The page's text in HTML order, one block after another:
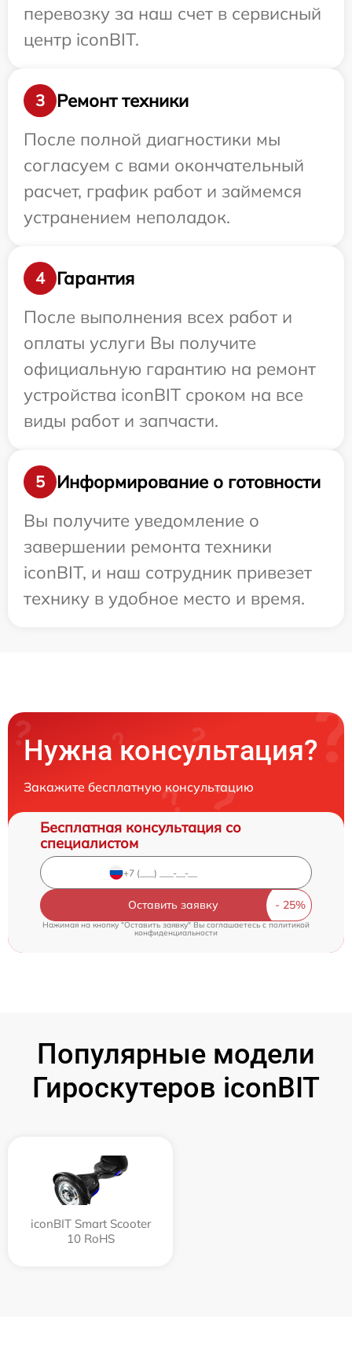
перевозку за наш счет в сервисный
центр iconBIT.
3
Ремонт техники
После полной диагностики мы
согласуем с вами окончательный
расчет, график работ и займемся
устранением неполадок.
4
Гарантия
После выполнения всех работ и
оплаты услуги Вы получите
официальную гарантию на ремонт
устройства iconBIT сроком на все
виды работ и запчасти.
5
Информирование о готовности
Вы получите уведомление о
завершении ремонта техники
iconBIT, и наш сотрудник привезет
технику в удобное место и время.
Нужна консультация?
Закажите бесплатную консультацию
Бесплатная консультация со
специалистом
Оставить заявку
Нажимая на кнопку "Оставить заявку" Вы соглашаетесь c политикой
конфиденциальности
Популярные модели
Гироскутеров iconBIT
iconBIT Smart Scooter
10 RoHS